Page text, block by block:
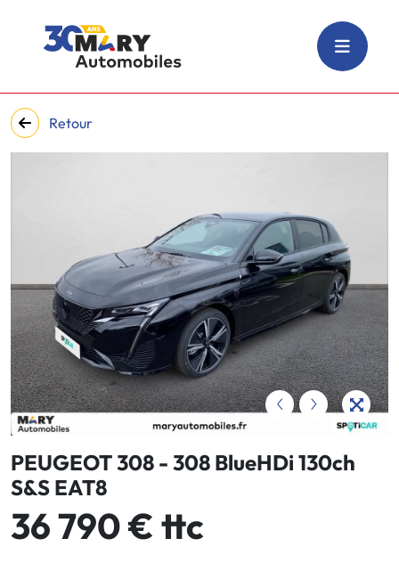
Retour
‹ ›
PEUGEOT 308 - 308 BlueHDi 130ch
S&S EAT8
36 790 € ttc